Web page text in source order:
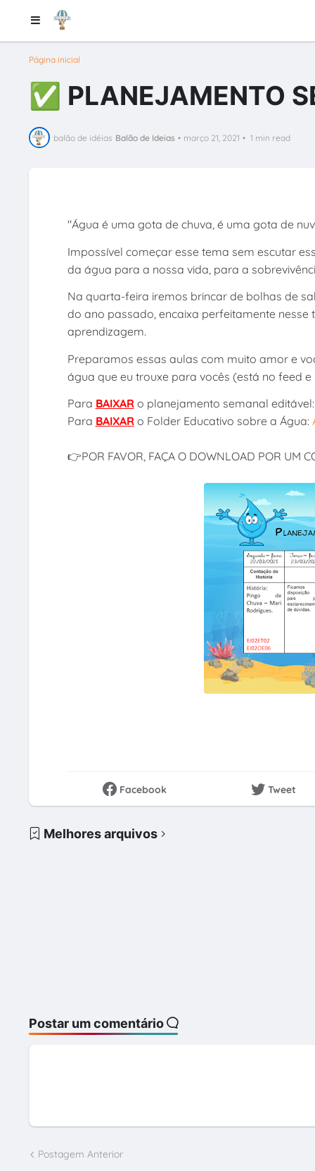
Página inicial
✅ PLANEJAMENTO
balão de idéias Balão de Ideias • março 21, 2021 • 1 min read
"Água é uma gota de chuva, é uma gota de
Impossível começar esse tema sem escutar
da água para a nossa vida, para a
Na quarta-feira iremos brincar de bolhas de
do ano passado, encaixa perfeitamente
aprendizagem.
Preparamos essas aulas com muito amor e
água que eu trouxe para vocês (está no feed
Para BAIXARo planejamento semanal
Para BAIXARo Folder Educativo sobre a Água:
👉POR FAVOR, FAÇA O DOWNLOAD POR UM
Facebook Tweet
Melhores arquivos
Postar um comentário
Postagem Anterior